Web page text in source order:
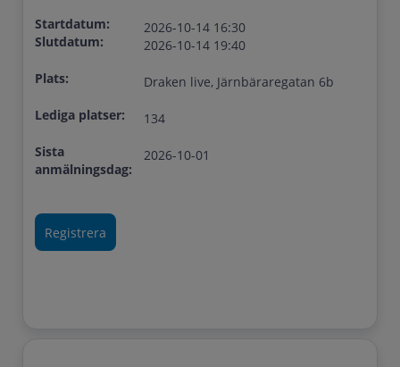
Startdatum:
Slutdatum:
2026-10-14 16:30
2026-10-14 19:40
Plats:
Draken live, Järnbäraregatan 6b
Lediga platser:
134
Sista
anmälningsdag:
2026-10-01